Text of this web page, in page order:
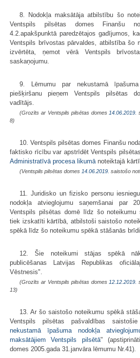
8. Nodokļa maksātāja atbilstību šo
Ventspils pilsētas domes Finanšu
4.2.apakšpunktā paredzētajos gadījumos,
Ventspils brīvostas pārvaldes, atbilstība šo
izvērtēta, ņemot vērā Ventspils
saskaņojumu.
9. Lēmumu par nekustamā
piešķiršanu pieņem Ventspils pilsētas
vadītājs.
(Grozīts ar Ventspils pilsētas domes 14.06.2019.
8)
10. Ventspils pilsētas domes Finanšu
faktisko rīcību var apstrīdēt Ventspils
Administratīvā procesa likumā noteiktajā
(Ventspils pilsētas domes 14.06.2019. saistošo
11. Juridisko un fizisko personu
nodokļa atvieglojumu saņemšanai par
Ventspils pilsētas domē līdz šo noteikumu
tiek izskatīti kārtībā, atbilstoši saistošo
spēkā līdz šo noteikumu spēkā stāšanās
12. Šie noteikumi stājas spēkā
publicēšanas Latvijas Republikas
Vēstnesis".
(Grozīts ar Ventspils pilsētas domes 12.12.2019.
13)
13. Ar šo saistošo noteikumu spēkā
Ventspils pilsētas pašvaldības
nekustamā īpašuma nodokļa
maksātājiem Ventspils pilsētā"
domes 2005.gada 31.janvāra lēmumu Nr.41).